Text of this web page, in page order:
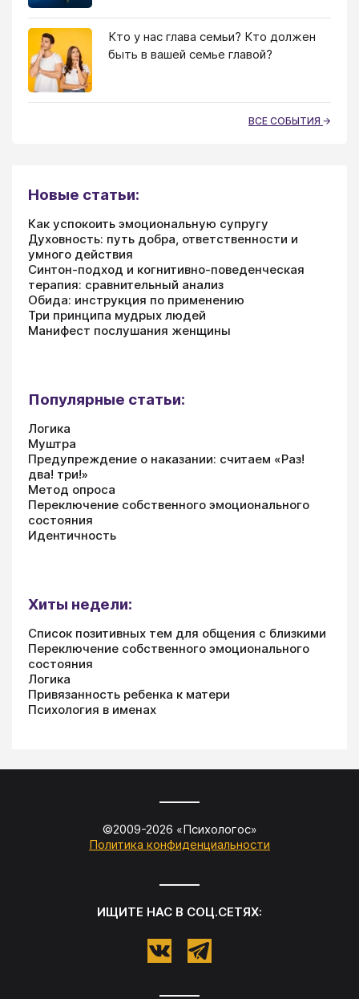
Кто у нас глава семьи? Кто должен
быть в вашей семье главой?
ВСЕ СОБЫТИЯ
Новые статьи:
Как успокоить эмоциональную супругу
Духовность: путь добра, ответственности и
умного действия
Синтон-подход и когнитивно-поведенческая
терапия: сравнительный анализ
Обида: инструкция по применению
Три принципа мудрых людей
Манифест послушания женщины
Популярные статьи:
Логика
Муштра
Предупреждение о наказании: считаем «Раз!
два! три!»
Метод опроса
Переключение собственного эмоционального
состояния
Идентичность
Хиты недели:
Список позитивных тем для общения с близкими
Переключение собственного эмоционального
состояния
Логика
Привязанность ребенка к матери
Психология в именах
©2009-2026 «Психологос»
Политика конфиденциальности
ИЩИТЕ НАС В СОЦ.СЕТЯХ: